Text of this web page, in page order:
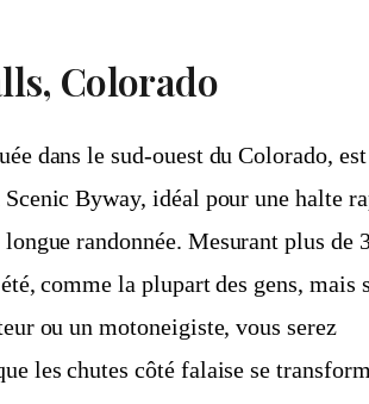
Colorado
dans le sud-ouest du Colorado,
Byway, idéal pour une halte
randonnée. Mesurant plus de
comme la plupart des gens, mais
ou un motoneigiste, vous serez
les chutes côté falaise se